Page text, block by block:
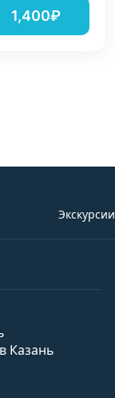
1,400₽
Экскурсии
Казань